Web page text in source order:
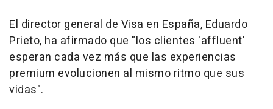
El director general de Visa en España, Eduardo
Prieto, ha afirmado que "los clientes 'affluent'
esperan cada vez más que las experiencias
premium evolucionen al mismo ritmo que sus
vidas".